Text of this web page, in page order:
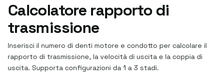
Calcolatore rapporto di
trasmissione
Inserisci il numero di denti motore e condotto per calcolare il
rapporto di trasmissione, la velocità di uscita e la coppia di
uscita. Supporta configurazioni da 1 a 3 stadi.